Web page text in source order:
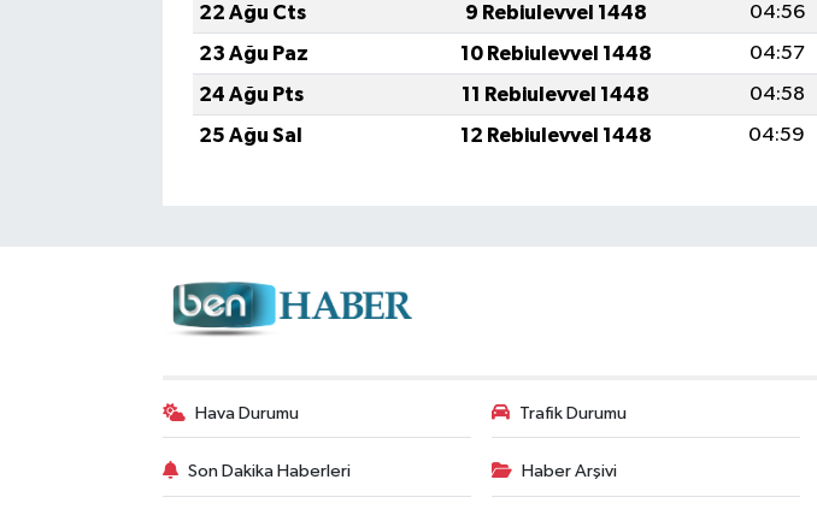
22 Ağu Cts
9 Rebiulevvel 1448 04:56
23 Ağu Paz
10 Rebiulevvel 1448 04:57
24 Ağu Pts
11 Rebiulevvel 1448 04:58
25 Ağu Sal
12 Rebiulevvel 1448 04:59
Hava Durumu Trafik Durumu
Son Dakika Haberleri Haber Arşivi